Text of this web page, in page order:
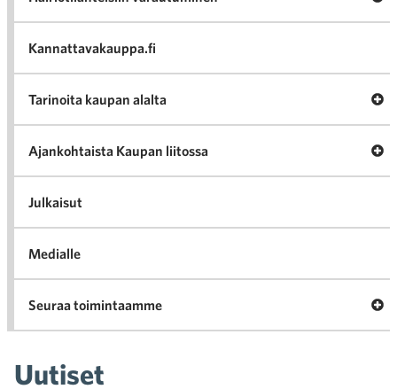
Kannattavakauppa.fi
Tarinoita kaupan alalta
Ajankohtaista Kaupan liitossa
Julkaisut
Medialle
Seuraa toimintaamme
Uutiset